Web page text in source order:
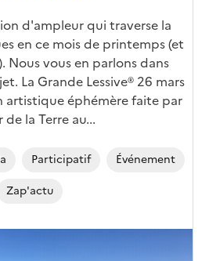
d'ampleur qui traverse la
en ce mois de printemps (et
Nous vous en parlons dans
La Grande Lessive® 26 mars
artistique éphémère faite par
la Terre au...
Participatif
Événement
Zap'actu